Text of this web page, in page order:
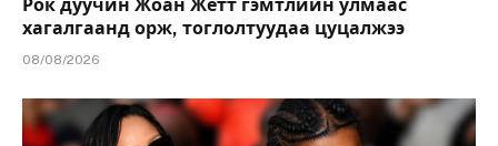
Рок дуучин Жоан Жетт гэмтлийн улмаас
хагалгаанд орж, тоглолтуудаа цуцалжээ
08/08/2026